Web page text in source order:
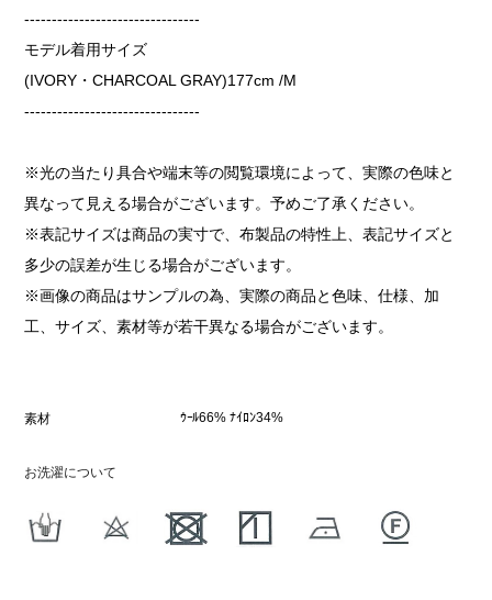
--------------------------------
モデル着用サイズ
(IVORY・CHARCOAL GRAY)177cm /M
--------------------------------
※光の当たり具合や端末等の閲覧環境によって、実際の色味と
異なって見える場合がございます。予めご了承ください。
※表記サイズは商品の実寸で、布製品の特性上、表記サイズと
多少の誤差が生じる場合がございます。
※画像の商品はサンプルの為、実際の商品と色味、仕様、加
工、サイズ、素材等が若干異なる場合がございます。
素材 ｳｰﾙ66% ﾅｲﾛﾝ34%
お洗濯について